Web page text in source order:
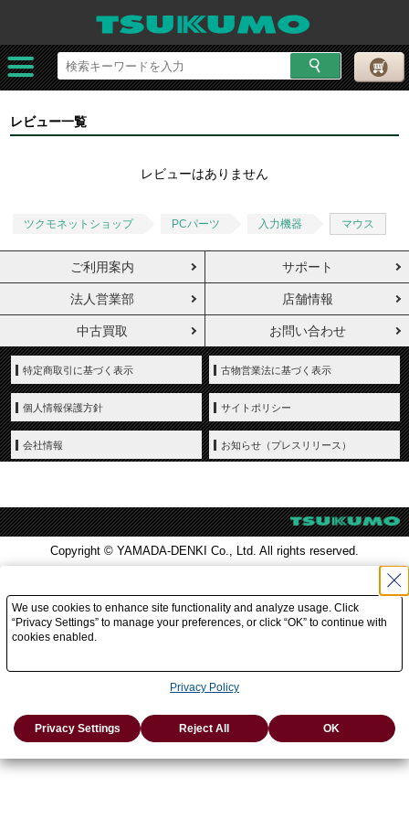
レビュー一覧
レビューはありません
ツクモネットショップ PCパーツ 入力機器 マウス
ご利用案内 サポート
法人営業部 店舗情報
中古買取 お問い合わせ
特定商取引に基づく表示 古物営業法に基づく表示
個人情報保護方針 サイトポリシー
会社情報 お知らせ（プレスリリース）
Copyright © YAMADA-DENKI Co., Ltd. All rights reserved.
We use cookies to enhance site functionality and analyze usage. Click
“Privacy Settings” to manage your preferences, or click “OK” to continue with
cookies enabled.
Privacy Policy
Privacy Settings Reject All OK